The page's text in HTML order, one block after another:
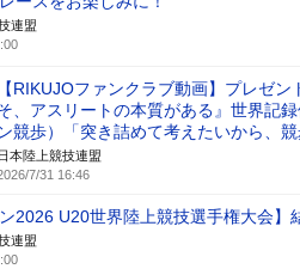
連盟
【RIKUJOファンクラブ動画】プレゼ
、アスリートの本質がある』世界記
ン競歩）「突き詰めて考えたいから、競
本陸上競技連盟
7/31 16:46
ン2026 U20世界陸上競技選手権大会】
連盟